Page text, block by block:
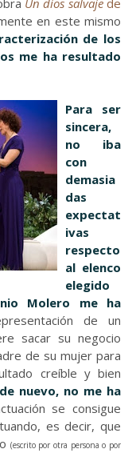
Un dios salvajede
en este mismo
de los
me ha resultado
Para ser
sincera,
no iba
con
demasia
das
expectat
ivas
respecto
al elenco
elegido
Molero me ha
de un
sacar su negocio
de su mujer para
creíble y bien
nuevo, no me ha
se consigue
es decir, que
(escrito por otra persona o por